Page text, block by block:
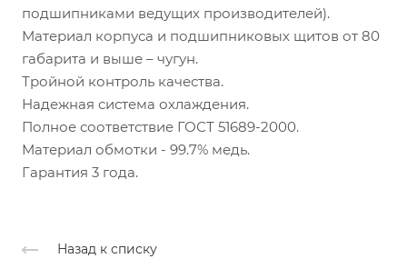
подшипниками ведущих производителей).
Материал корпуса и подшипниковых щитов от 80
габарита и выше – чугун.
Тройной контроль качества.
Надежная система охлаждения.
Полное соответствие ГОСТ 51689-2000.
Материал обмотки - 99.7% медь.
Гарантия 3 года.
Назад к списку